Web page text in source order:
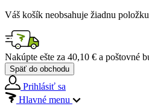
Váš košík neobsahuje žiadnu položku
Nakúpte ešte za 40,10 € a poštovné
Späť do obchodu
Prihlásiť sa
Hlavné menu